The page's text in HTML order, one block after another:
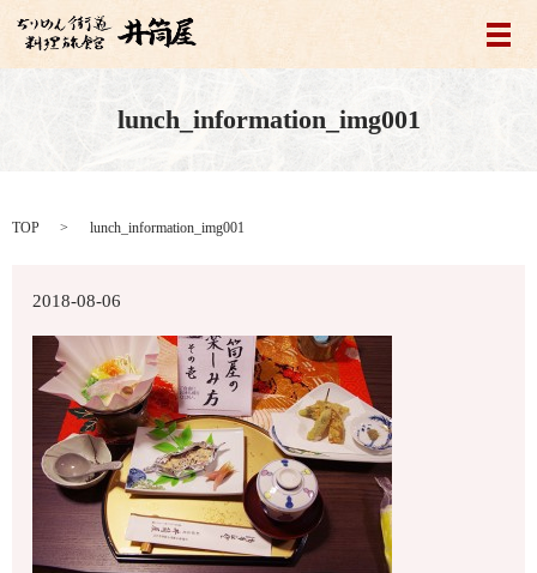
メ
lunch_information_img001
TOP lunch_information_img001
2018-08-06